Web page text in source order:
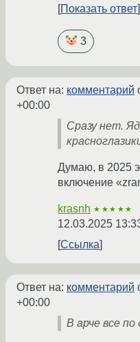
Показать ответ
3
Ответ на: комментарий
+00:00
Сразу нет.
Думаю, в 2025
включение
krasnh ★★★★★
12.03.2025
Ссылка
Ответ на: комментарий
+00:00
В арче все